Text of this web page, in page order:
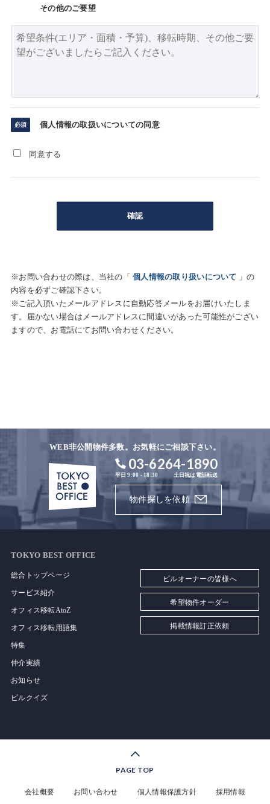
その他のご要望
個人情報の取扱いについての同意
同意する
※お問い合わせの際は、当社の「個人情報の取り扱いについて 」の
内容を必ずご確認下さい。
※ご記入頂いたメールアドレスに自動応答メールをお届けいたしま
す。届かない場合はメールアドレスに間違いがあった可能性がござい
ますので、お電話にてお問い合わせください。
WEB非公開物件多数。お気軽にご相談下さい。
03-6264-1890
平日 9:00 - 18:30 土日祝は電話転送
物件探しを依頼
TOKYO BEST OFFICE
総合トップページ
サービス紹介
オフィス移転AtoZ
オフィス移転用語集
特集
仲介実績
お知らせ
ビルクイズ
ビルオーナーの皆様へ
希望物件オーダー
掲載情報訂正依頼
PAGE TOP
会社概要 お問い合わせ 個人情報保護方針 採用情報